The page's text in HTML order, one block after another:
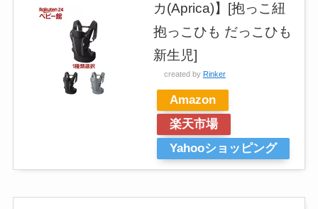
カ(Aprica)】[抱っこ紐
抱っこひも だっこひも
新生児]
created by Rinker
Amazon
楽天市場
Yahooショッピング